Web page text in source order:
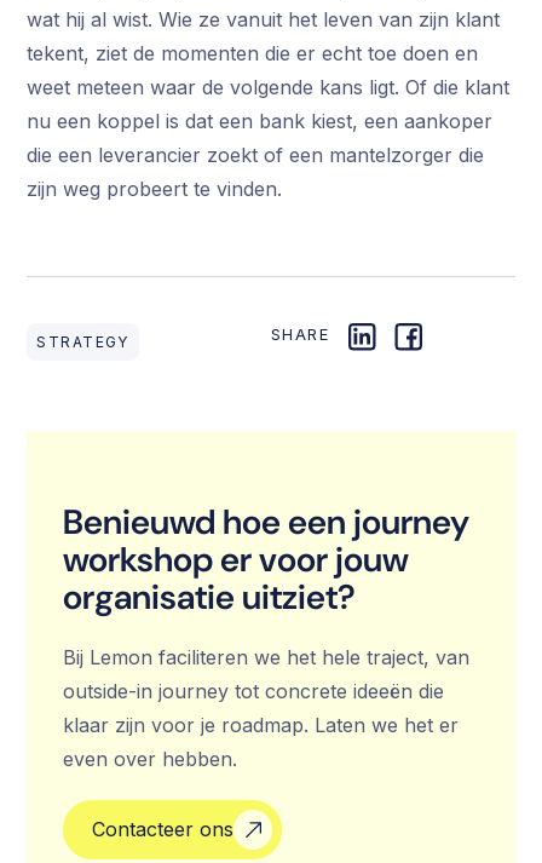
wat hij al wist. Wie ze vanuit het leven van zijn klant
tekent, ziet de momenten die er echt toe doen en
weet meteen waar de volgende kans ligt. Of die klant
nu een koppel is dat een bank kiest, een aankoper
die een leverancier zoekt of een mantelzorger die
zijn weg probeert te vinden.
STRATEGY SHARE
Benieuwd hoe een journey
workshop er voor jouw
organisatie uitziet?
Bij Lemon faciliteren we het hele traject, van
outside-in journey tot concrete ideeën die
klaar zijn voor je roadmap. Laten we het er
even over hebben.
Contacteer ons